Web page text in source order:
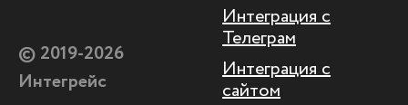
© 2019-2026
Интегрейс
Интеграция с
Телеграм
Интеграция с
сайтом